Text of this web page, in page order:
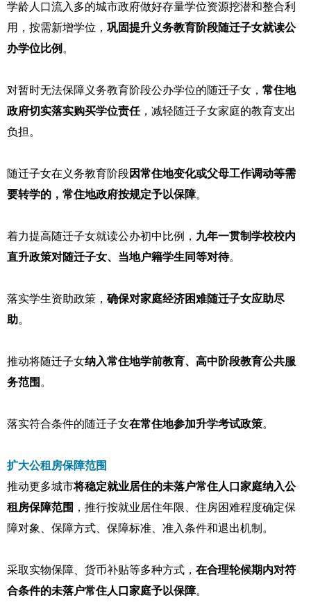
学龄人口流入多的城市政府做好存量学位资源挖潜和整合利
用，按需新增学位， 巩固提升义务教育阶段随迁子女就读公
办学位比例 。
对暂时无法保障义务教育阶段公办学位的随迁子女， 常住地
政府切实落实购买学位责任，减轻随迁子女家庭的教育支出
负担。
随迁子女在义务教育阶段因常住地变化或父母工作调动等需
要转学的，常住地政府按规定予以保障。
着力提高随迁子女就读公办初中比例， 九年一贯制学校校内
直升政策对随迁子女、当地户籍学生同等对待。
落实学生资助政策， 确保对家庭经济困难随迁子女应助尽
助。
推动将随迁子女纳入常住地学前教育、高中阶段教育公共服
务范围 。
落实符合条件的随迁子女在常住地参加升学考试政策。
扩大公租房保障范围
推动更多城市将稳定就业居住的未落户常住人口家庭纳入公
租房保障范围 ，推行按就业居住年限、住房困难程度确定保
障对象、保障方式、保障标准、准入条件和退出机制。
采取实物保障、货币补贴等多种方式， 在合理轮候期内对符
合条件的未落户常住人口家庭予以保障。